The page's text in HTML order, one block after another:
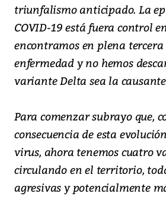
triunfalismo anticipado. La
COVID-19 está fuera control
encontramos en plena
enfermedad y no hemos
variante Delta sea la
Para comenzar subrayo que,
consecuencia de esta
virus, ahora tenemos cuatro
circulando en el territorio,
agresivas y potencialmente